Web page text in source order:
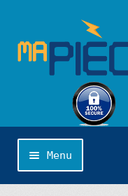
à
navigation
au
Menu